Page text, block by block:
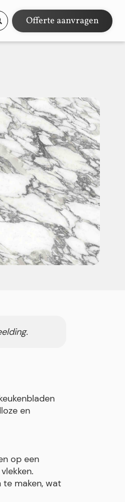
Offerte aanvragen
en
op een
te maken, wat